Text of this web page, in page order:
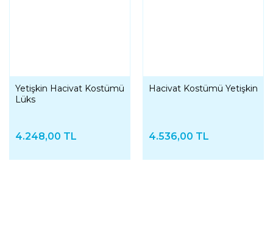
Yetişkin Hacivat Kostümü
Lüks
4.248,00 TL
Hacivat Kostümü Yetişkin
4.536,00 TL